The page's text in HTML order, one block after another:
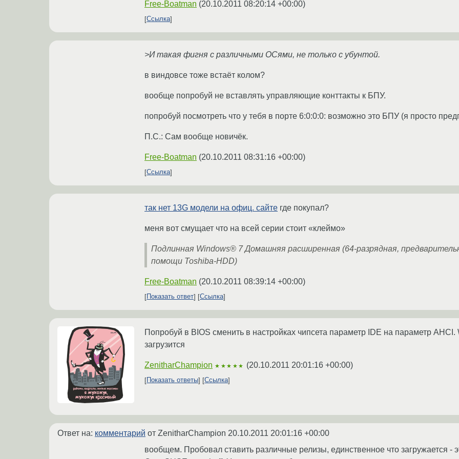
Free-Boatman (20.10.2011 08:20:14 +00:00)
Ссылка
>И такая фигня с различными ОСями, не только с убунтой.
в виндовсе тоже встаёт колом?
вообще попробуй не вставлять управляющие конттакты к БПУ.
попробуй посмотреть что у тебя в порте 6:0:0:0: возможно это БПУ (я просто
П.С.: Сам вообще новичёк.
Free-Boatman (20.10.2011 08:31:16 +00:00)
Ссылка
так нет 13G модели на офиц. сайте где покупал?
меня вот смущает что на всей серии стоит «клеймо»
Подлинная Windows® 7 Домашняя расширенная (64-разрядная,
помощи Toshiba-HDD)
Free-Boatman (20.10.2011 08:39:14 +00:00)
Показать ответ Ссылка
Попробуй в BIOS сменить в настройках чипсета параметр IDE на параметр AHCI.
загрузится
ZenitharChampion ★★★★★ (20.10.2011 20:01:16 +00:00)
Показать ответы Ссылка
Ответ на: комментарий от ZenitharChampion 20.10.2011 20:01:16 +00:00
вообщем. Пробовал ставить различные релизы, единственное что загружается -